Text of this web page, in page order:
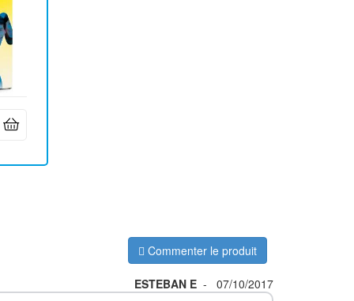
Commenter le produit
ESTEBAN E -
07/10/2017